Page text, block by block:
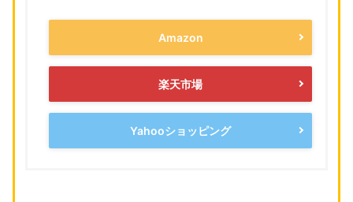
Amazon
楽天市場
Yahooショッピング